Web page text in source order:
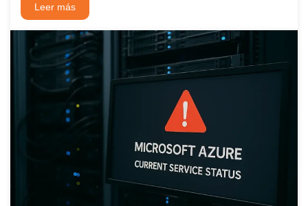
Leer más